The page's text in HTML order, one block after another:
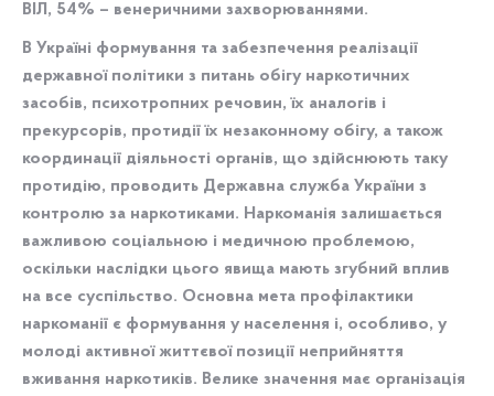
ВІЛ, 54% – венеричними захворюваннями.
В Україні формування та забезпечення реалізації
державної політики з питань обігу наркотичних
засобів, психотропних речовин, їх аналогів і
прекурсорів, протидії їх незаконному обігу, а також
координації діяльності органів, що здійснюють таку
протидію, проводить Державна служба України з
контролю за наркотиками. Наркоманія залишається
важливою соціальною і медичною проблемою,
оскільки наслідки цього явища мають згубний вплив
на все суспільство. Основна мета профілактики
наркоманії є формування у населення і, особливо, у
молоді активної життєвої позиції неприйняття
вживання наркотиків. Велике значення має організація